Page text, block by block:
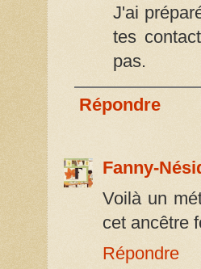
J'ai
tes
pas.
Répondre
Fanny-
Voilà un
cet ancêtre
Répondre